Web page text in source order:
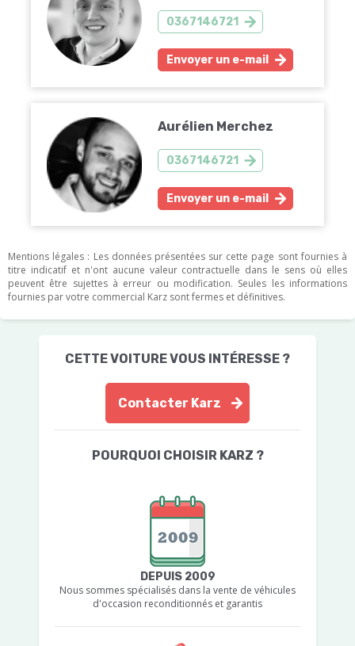
0367146721
Envoyer un e-mail
Aurélien Merchez
0367146721
Envoyer un e-mail
Mentions légales : Les données présentées sur cette page sont fournies à
titre indicatif et n'ont aucune valeur contractuelle dans le sens où elles
peuvent être sujettes à erreur ou modification. Seules les informations
fournies par votre commercial Karz sont fermes et définitives.
CETTE VOITURE VOUS INTÉRESSE ?
Contacter Karz
POURQUOI CHOISIR KARZ ?
DEPUIS 2009
Nous sommes spécialisés dans la vente de véhicules
d'occasion reconditionnés et garantis